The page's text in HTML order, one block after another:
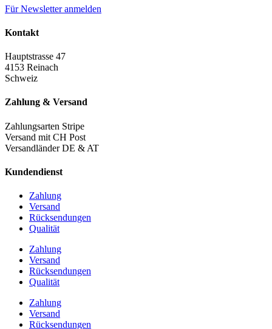
Für Newsletter anmelden
Kontakt
Hauptstrasse 47
4153 Reinach
Schweiz
Zahlung & Versand
Zahlungsarten Stripe
Versand mit CH Post
Versandländer DE & AT
Kundendienst
Zahlung
Versand
Rücksendungen
Qualität
Zahlung
Versand
Rücksendungen
Qualität
Zahlung
Versand
Rücksendungen